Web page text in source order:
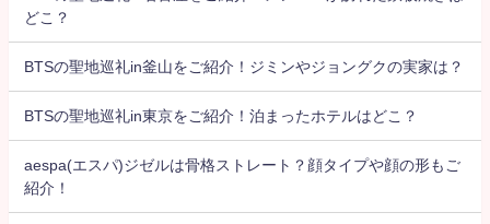
どこ？
BTSの聖地巡礼in釜山をご紹介！ジミンやジョングクの実家は？
BTSの聖地巡礼in東京をご紹介！泊まったホテルはどこ？
aespa(エスパ)ジゼルは骨格ストレート？顔タイプや顔の形もご
紹介！